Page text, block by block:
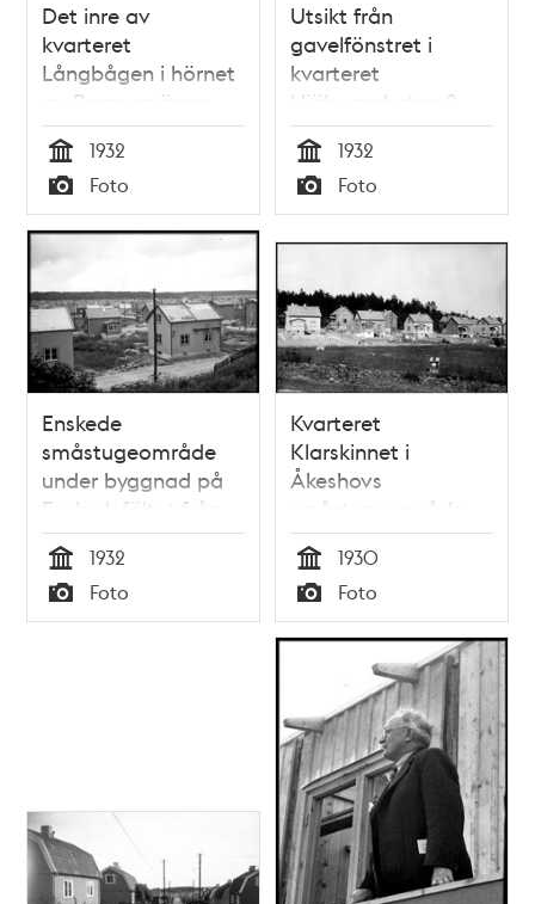
Det inre av
kvarteret
Långbågen i hörnet
av Brennervägen
och
Beckombergavägen
i Ängby
småstugeområde
Tid
1932
Typ
Foto
Utsikt från
gavelfönstret i
kvarteret
Hjälpsamheten 2
vid Lugna Gatan i
Pungpinan
småstugeområde
Tid
1932
Typ
Foto
Enskede
småstugeområde
under byggnad på
Enskedefältet från
Enskedehöjden
Tid
1932
Typ
Foto
Kvarteret
Klarskinnet i
Åkeshovs
småstugeområde
Tid
1930
Typ
Foto